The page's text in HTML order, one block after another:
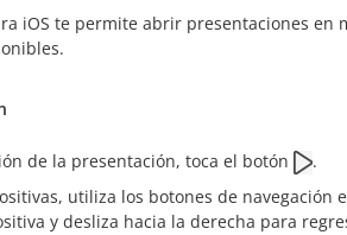
iOS te permite abrir presentaciones en
de la presentación, toca el botón
.
utiliza los botones de
y desliza hacia la derecha para